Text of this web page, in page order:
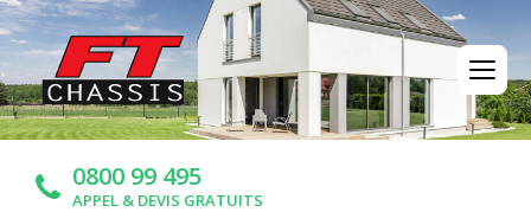
0800 99 495
APPEL & DEVIS GRATUITS